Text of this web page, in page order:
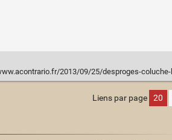
2013/09/25/desproges-coluche-humour-noir-
Liens par page 20